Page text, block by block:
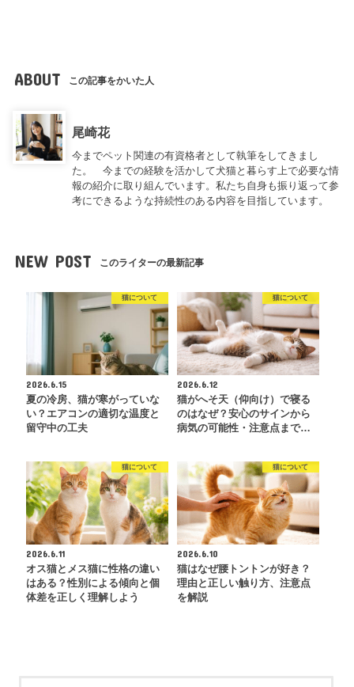
ABOUT この記事をかいた人
尾崎花
今までペット関連の有資格者として執筆をしてきまし
た。 今までの経験を活かして犬猫と暮らす上で必要な情
報の紹介に取り組んでいます。私たち自身も振り返って参
考にできるような持続性のある内容を目指しています。
NEW POST このライターの最新記事
猫について
2026.6.15
夏の冷房、猫が寒がっていな
い？エアコンの適切な温度と
留守中の工夫
猫について
2026.6.12
猫がへそ天（仰向け）で寝る
のはなぜ？安心のサインから
病気の可能性・注意点まで…
猫について
2026.6.11
オス猫とメス猫に性格の違い
はある？性別による傾向と個
体差を正しく理解しよう
猫について
2026.6.10
猫はなぜ腰トントンが好き？
理由と正しい触り方、注意点
を解説